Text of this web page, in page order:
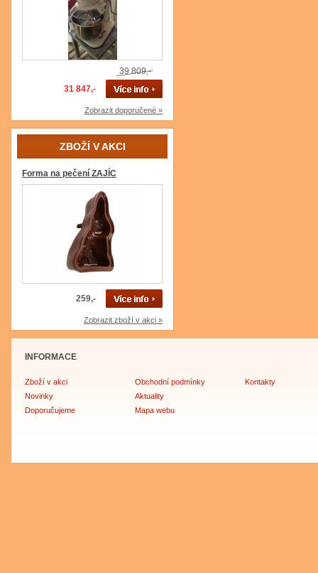
39 809,-
31 847,-
Zobrazit doporučené »
ZBOŽÍ V AKCI
Forma na pečení ZAJÍC
259,-
Zobrazit zboží v akci »
INFORMACE
Zboží v akci
Novinky
Doporučujeme
Obchodní podmínky
Aktuality
Mapa webu
Kontakty